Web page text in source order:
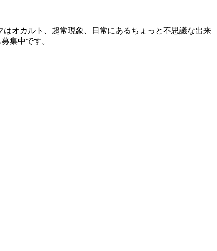
オカルト、超常現象、日常にあるちょっと不思議な出来
集中です。